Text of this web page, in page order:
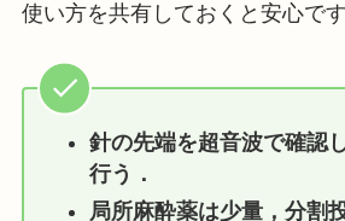
使い方を共有しておくと安心です
針の先端を超音波で確認
行う．
局所麻酔薬は少量，分割